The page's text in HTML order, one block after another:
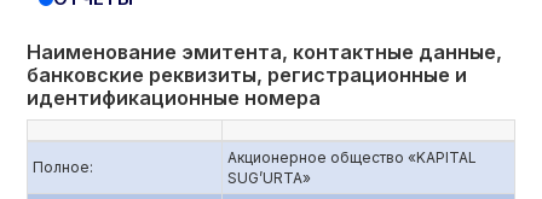
Наименование эмитента, контактные данные,
банковские реквизиты, регистрационные и
идентификационные номера
Полное:
Акционерное общество «KAPITAL
SUG’URTA»